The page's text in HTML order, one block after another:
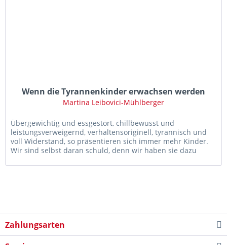
Wenn die Tyrannenkinder erwachsen werden
Martina Leibovici-Mühlberger
Übergewichtig und essgestört, chillbewusst und
leistungsverweigernd, verhaltensoriginell, tyrannisch und
voll Widerstand, so präsentieren sich immer mehr Kinder.
Wir sind selbst daran schuld, denn wir haben sie dazu
Zahlungsarten